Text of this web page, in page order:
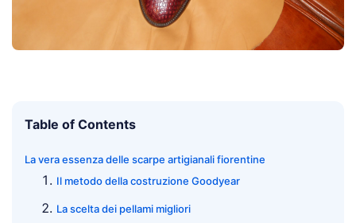
Table of Contents
La vera essenza delle scarpe artigianali fiorentine
Il metodo della costruzione Goodyear
La scelta dei pellami migliori